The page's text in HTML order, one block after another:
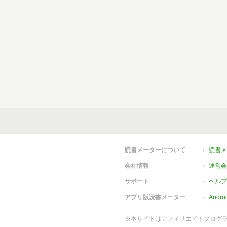
読書メーターについて 読書
会社情報 運営
サポート ヘルプ
アプリ版読書メーター
※本サイトはアフィリエイトプログ